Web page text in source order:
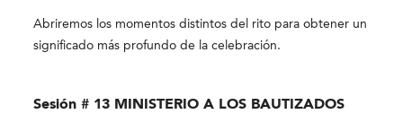
Abriremos los momentos distintos del rito para obtener un
significado más profundo de la celebración.
Sesión # 13 MINISTERIO A LOS BAUTIZADOS